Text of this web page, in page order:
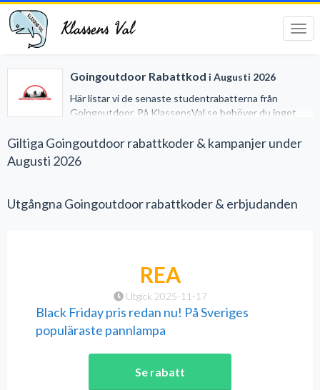
Klassens Val
Goingoutdoor Rabattkod i Augusti 2026
Här listar vi de senaste studentrabatterna från
Goingoutdoor. På KlassensVal.se behöver du inget
handlar på nätet. Vi har gjort det lätt för dig genom att
samla alla studentrabatter på ett och samma ställe.
Giltiga Goingoutdoor rabattkoder & kampanjer under
Augusti 2026
Utgångna Goingoutdoor rabattkoder & erbjudanden
Utgick 2025-11-17
REA
Black Friday pris redan nu! På Sveriges
populäraste pannlampa
Se rabatt